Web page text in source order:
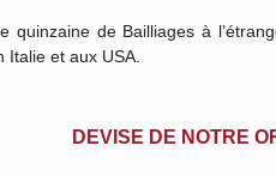
quinzaine de Bailliages à
Italie et aux USA.
DEVISE DE NOTRE